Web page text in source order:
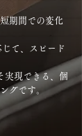
期間での変化
て、スピード
実現できる、個
グです。